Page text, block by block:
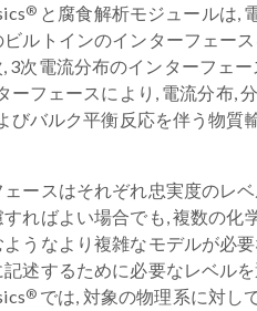
® と腐食解析モジュールは,
ルトインのインターフェー
, 3次電流分布のインターフェ
ーフェースにより, 電流分布,
びバルク平衡反応を伴う物質
ースはそれぞれ忠実度のレ
ればよい場合でも, 複数の化
うなより複雑なモデルが必
述するために必要なレベル
® では, 対象の物理系に対し